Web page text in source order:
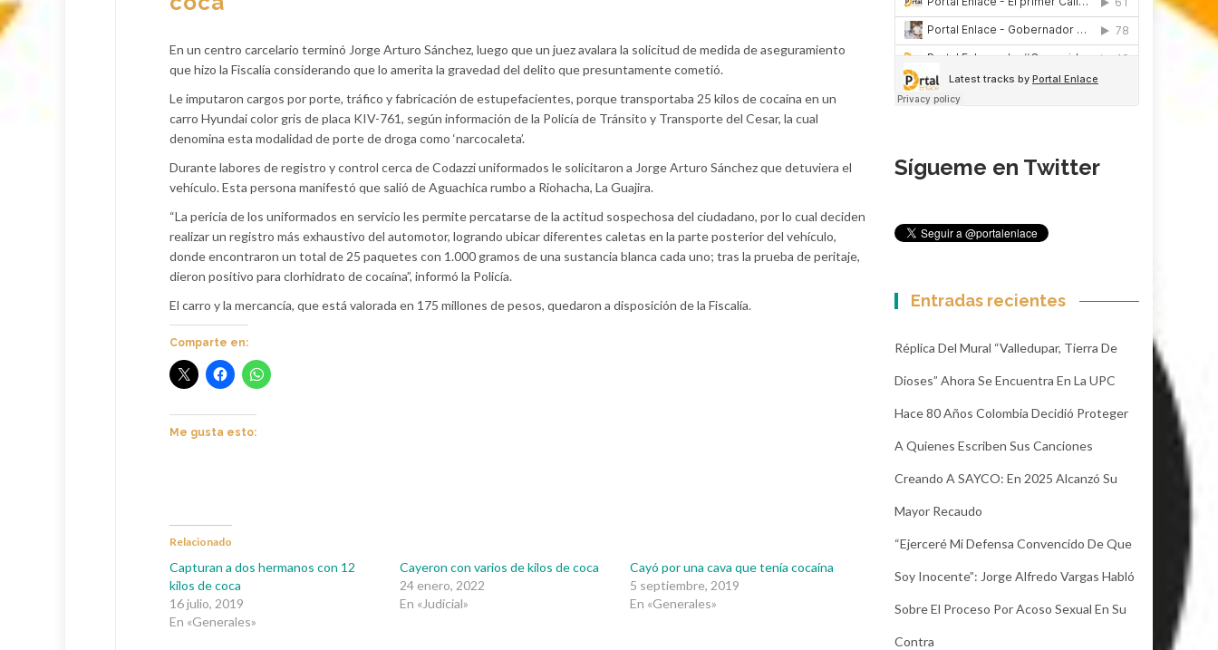
En un centro carcelario terminó Jorge Arturo Sánchez, luego que un juez avalara la solicitud de medida de aseguramiento
que hizo la Fiscalía considerando que lo amerita la gravedad del delito que presuntamente cometió.
Le imputaron cargos por porte, tráfico y fabricación de estupefacientes, porque transportaba 25 kilos de cocaína en un
carro Hyundai color gris de placa KIV-761, según información de la Policía de Tránsito y Transporte del Cesar, la cual
denomina esta modalidad de porte de droga como ‘narcocaleta’.
Durante labores de registro y control cerca de Codazzi uniformados le solicitaron a Jorge Arturo Sánchez que detuviera el
vehículo. Esta persona manifestó que salió de Aguachica rumbo a Riohacha, La Guajira.
“La pericia de los uniformados en servicio les permite percatarse de la actitud sospechosa del ciudadano, por lo cual deciden
realizar un registro más exhaustivo del automotor, logrando ubicar diferentes caletas en la parte posterior del vehículo,
donde encontraron un total de 25 paquetes con 1.000 gramos de una sustancia blanca cada uno; tras la prueba de peritaje,
dieron positivo para clorhidrato de cocaína”, informó la Policía.
El carro y la mercancía, que está valorada en 175 millones de pesos, quedaron a disposición de la Fiscalía.
Comparte en:
Me gusta esto:
Relacionado
Capturan a dos hermanos con 12
kilos de coca
16 julio, 2019
En «Generales»
Cayeron con varios de kilos de coca
24 enero, 2022
En «Judicial»
Cayó por una cava que tenía cocaína
5 septiembre, 2019
En «Generales»
Sígueme en Twitter
Entradas recientes
Réplica Del Mural “Valledupar, Tierra De
Dioses” Ahora Se Encuentra En La UPC
Hace 80 Años Colombia Decidió Proteger
A Quienes Escriben Sus Canciones
Creando A SAYCO: En 2025 Alcanzó Su
Mayor Recaudo
“Ejerceré Mi Defensa Convencido De Que
Soy Inocente”: Jorge Alfredo Vargas Habló
Sobre El Proceso Por Acoso Sexual En Su
Contra